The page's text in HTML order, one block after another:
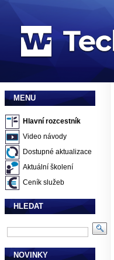
MENU
Hlavní rozcestník
Video návody
Dostupné aktualizace
Aktuální školení
Ceník služeb
HLEDAT
NOVINKY